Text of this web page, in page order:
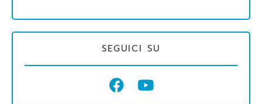
SEGUICI SU